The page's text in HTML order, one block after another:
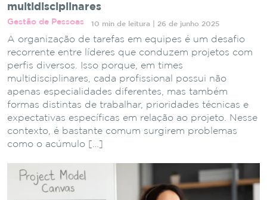
multidisciplinares
Gestão de Pessoas 10 min de leitura | 26 de junho 2025
A organização de tarefas em equipes é um desafio
recorrente entre líderes que conduzem projetos com
perfis diversos. Isso porque, em times
multidisciplinares, cada profissional possui não
apenas especialidades diferentes, mas também
formas distintas de trabalhar, prioridades técnicas e
expectativas específicas em relação ao projeto. Nesse
contexto, é bastante comum surgirem problemas
como o acúmulo […]